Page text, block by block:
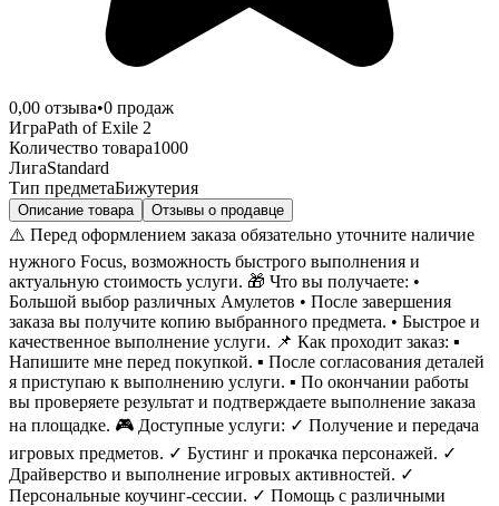
0,00 отзыва•0 продаж
ИграPath of Exile 2
Количество товара1000
ЛигаStandard
Тип предметаБижутерия
Описание товара Отзывы о продавце
⚠️ Перед оформлением заказа обязательно уточните наличие
нужного Focus, возможность быстрого выполнения и
актуальную стоимость услуги. 🎁 Что вы получаете: •
Большой выбор различных Амулетов • После завершения
заказа вы получите копию выбранного предмета. • Быстрое и
качественное выполнение услуги. 📌 Как проходит заказ: ▪
Напишите мне перед покупкой. ▪ После согласования деталей
я приступаю к выполнению услуги. ▪ По окончании работы
вы проверяете результат и подтверждаете выполнение заказа
на площадке. 🎮 Доступные услуги: ✓ Получение и передача
игровых предметов. ✓ Бустинг и прокачка персонажей. ✓
Драйверство и выполнение игровых активностей. ✓
Персональные коучинг-сессии. ✓ Помощь с различными